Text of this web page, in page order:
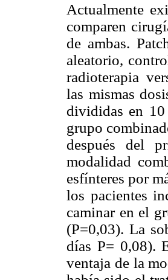
Actualmente
comparen
de ambas.
aleatorio,
radioterapia
las mismas
divididas en
grupo
después del
modalidad
esfínteres por
los pacientes
caminar en el
(P=0,03). La
días P= 0,08).
ventaja de la